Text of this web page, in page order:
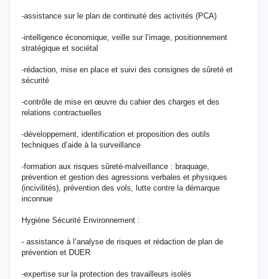
-assistance sur le plan de continuité des activités (PCA)
-intelligence économique, veille sur l’image, positionnement
stratégique et sociétal
-rédaction, mise en place et suivi des consignes de sûreté et
sécurité
-contrôle de mise en œuvre du cahier des charges et des
relations contractuelles
-développement, identification et proposition des outils
techniques d’aide à la surveillance
-formation aux risques sûreté-malveillance : braquage,
prévention et gestion des agressions verbales et physiques
(incivilités), prévention des vols, lutte contre la démarque
inconnue
Hygiène Sécurité Environnement :
- assistance à l’analyse de risques et rédaction de plan de
prévention et DUER
-expertise sur la protection des travailleurs isolés